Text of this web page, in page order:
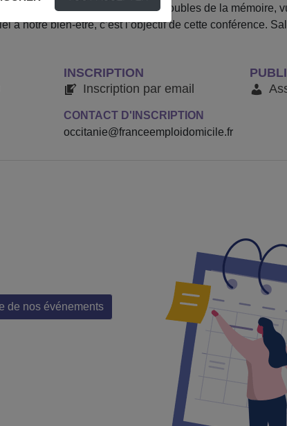
néfastes sur notre quotidien (troubles de la mémoire,
notre bien-être, c’est l’objectif de cette conférence.
INSCRIPTION
Inscription par email
CONTACT D'INSCRIPTION
occitanie@franceemploidomicile.fr
de nos événements